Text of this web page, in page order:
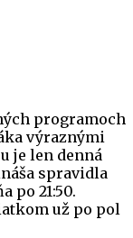
programoch
výraznými
je len denná
spravidla
po 21:50.
už po pol